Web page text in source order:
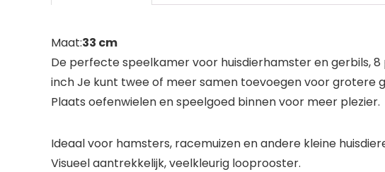
Maat:33 cm
De perfecte speelkamer voor huisdierhamster en gerbils,
inch Je kunt twee of meer samen toevoegen voor grotere
Plaats oefenwielen en speelgoed binnen voor meer plezier.
Ideaal voor hamsters, racemuizen en andere kleine
Visueel aantrekkelijk, veelkleurig looprooster.